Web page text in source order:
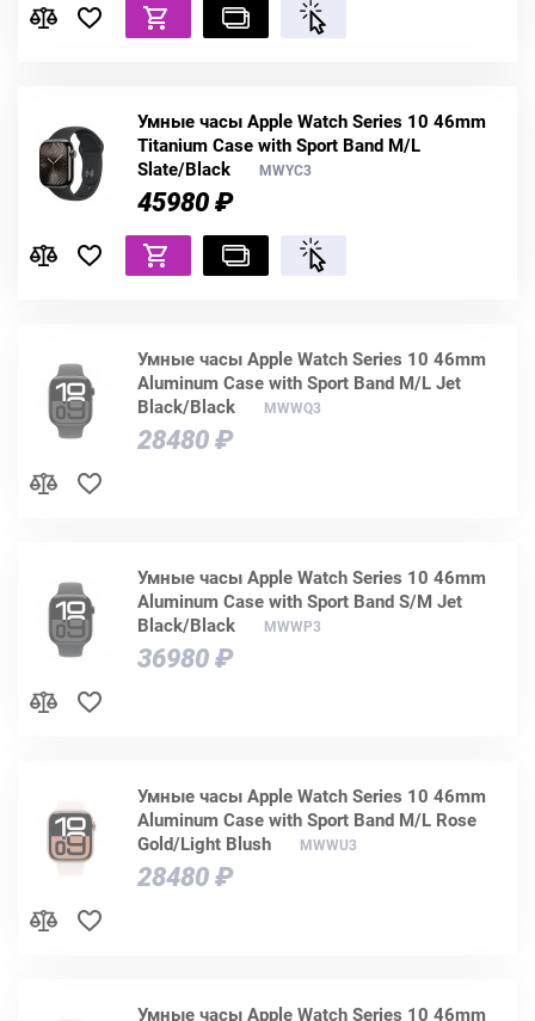
Умные часы Apple Watch Series 10 46mm
Titanium Case with Sport Band M/L
Slate/Black
MWYC3
45980 ₽
Умные часы Apple Watch Series 10 46mm
Aluminum Case with Sport Band M/L Jet
Black/Black
MWWQ3
28480 ₽
Умные часы Apple Watch Series 10 46mm
Aluminum Case with Sport Band S/M Jet
Black/Black
MWWP3
36980 ₽
Умные часы Apple Watch Series 10 46mm
Aluminum Case with Sport Band M/L Rose
Gold/Light Blush
MWWU3
28480 ₽
Умные часы Apple Watch Series 10 46mm